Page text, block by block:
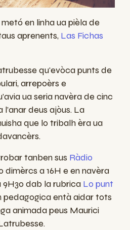
en linha ua pièla de
aprenents, Las Fichas
qu'evòca punts de
arrepoèrs e
ua seria navèra de cinc
deus ajòus. La
que lo tribalh èra ua
tanben sus Ràdio
dimèrcs a 16H e en navèra
9H30 dab la rubrica Lo punt
pedagogica entà aidar tots
animada peus Maurici